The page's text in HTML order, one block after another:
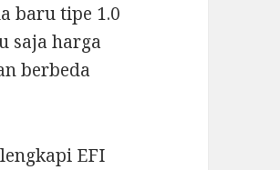
baru tipe 1.0
saja harga
berbeda
EFI